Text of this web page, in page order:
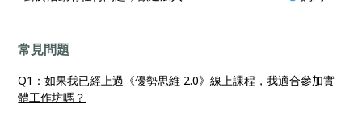
常見問題
Q1：如果我已經上過《優勢思維 2.0》線上課程，我適合參加實
體工作坊嗎？